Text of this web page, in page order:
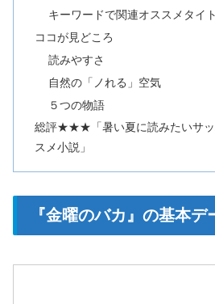
キーワードで関連オススメタイ
ココが見どころ
読みやすさ
自然の「ノれる」空気
５つの物語
総評★★★「暑い夏に読みたいサッ
スメ小説」
『金曜のバカ』の基本デ